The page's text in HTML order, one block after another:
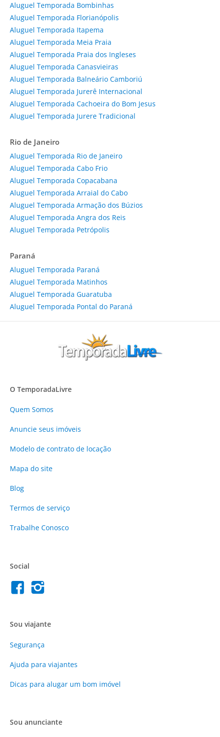
Aluguel Temporada Bombinhas
Aluguel Temporada Florianópolis
Aluguel Temporada Itapema
Aluguel Temporada Meia Praia
Aluguel Temporada Praia dos Ingleses
Aluguel Temporada Canasvieiras
Aluguel Temporada Balneário Camboriú
Aluguel Temporada Jurerê Internacional
Aluguel Temporada Cachoeira do Bom Jesus
Aluguel Temporada Jurere Tradicional
Rio de Janeiro
Aluguel Temporada Rio de Janeiro
Aluguel Temporada Cabo Frio
Aluguel Temporada Copacabana
Aluguel Temporada Arraial do Cabo
Aluguel Temporada Armação dos Búzios
Aluguel Temporada Angra dos Reis
Aluguel Temporada Petrópolis
Paraná
Aluguel Temporada Paraná
Aluguel Temporada Matinhos
Aluguel Temporada Guaratuba
Aluguel Temporada Pontal do Paraná
O TemporadaLivre
Quem Somos
Anuncie seus imóveis
Modelo de contrato de locação
Mapa do site
Blog
Termos de serviço
Trabalhe Conosco
Social
Sou viajante
Segurança
Ajuda para viajantes
Dicas para alugar um bom imóvel
Sou anunciante